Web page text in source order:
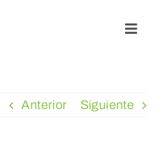
Toggle
Anterior Siguiente